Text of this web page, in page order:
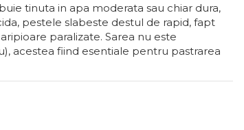
tinuta in apa moderata sau chiar dura,
pestele slabeste destul de rapid, fapt
paralizate. Sarea nu este
acestea fiind esentiale pentru pastrarea
15 MDLFără TVA:15 MDL